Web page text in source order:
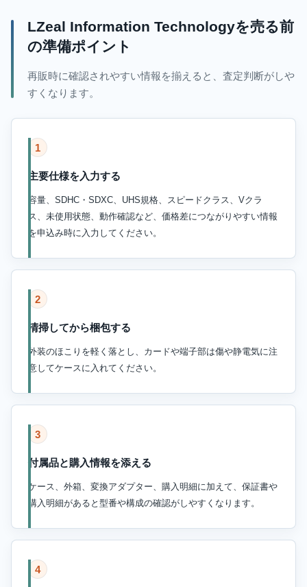
LZeal Information Technologyを売る前
の準備ポイント
再販時に確認されやすい情報を揃えると、査定判断がしや
すくなります。
1
主要仕様を入力する
容量、SDHC・SDXC、UHS規格、スピードクラス、Vクラ
ス、未使用状態、動作確認など、価格差につながりやすい情報
を申込み時に入力してください。
2
清掃してから梱包する
外装のほこりを軽く落とし、カードや端子部は傷や静電気に注
意してケースに入れてください。
3
付属品と購入情報を添える
ケース、外箱、変換アダプター、購入明細に加えて、保証書や
購入明細があると型番や構成の確認がしやすくなります。
4